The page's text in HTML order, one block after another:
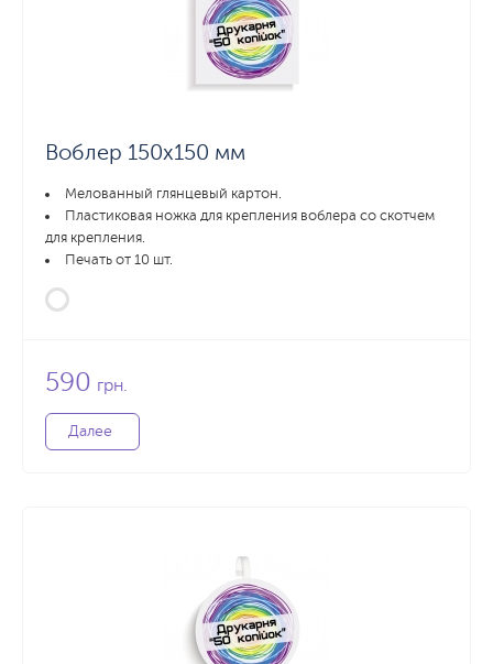
Воблер 150х150 мм
Мелованный глянцевый картон.
Пластиковая ножка для крепления воблера со скотчем
для крепления.
Печать от 10 шт.
590 грн.
Далее